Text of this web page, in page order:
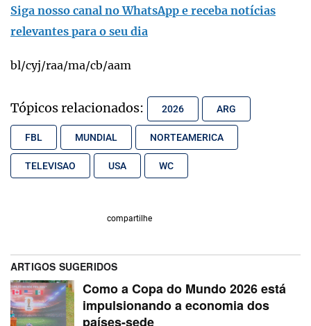
Siga nosso canal no WhatsApp e receba notícias
relevantes para o seu dia
bl/cyj/raa/ma/cb/aam
Tópicos relacionados: 2026 ARG
FBL MUNDIAL NORTEAMERICA
TELEVISAO USA WC
compartilhe